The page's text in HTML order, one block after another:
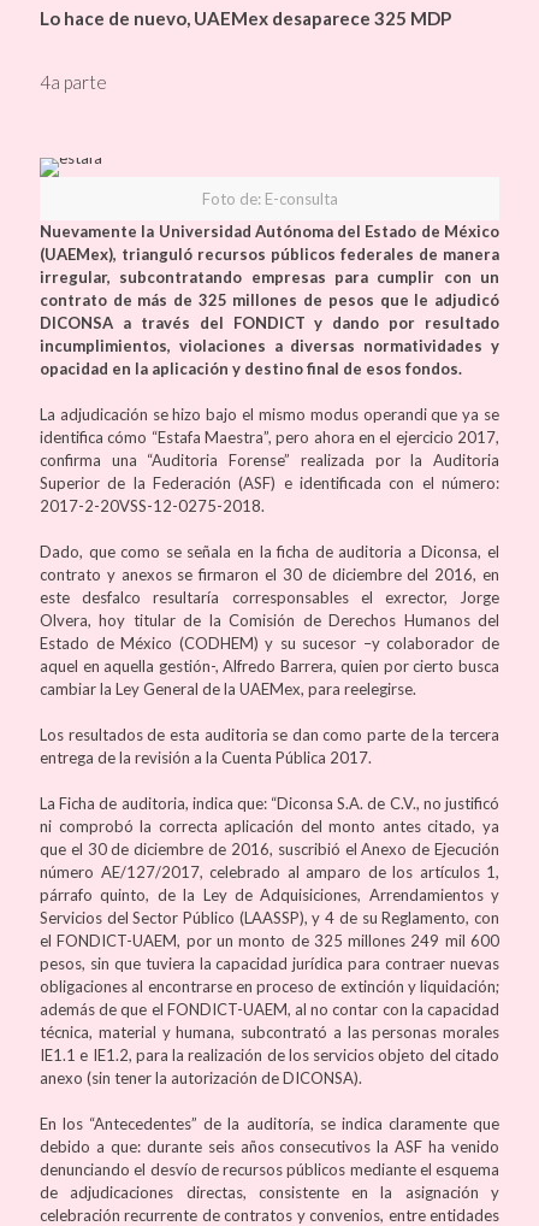
Lo hace de nuevo, UAEMex desaparece 325 MDP
4a parte
Foto de: E-consulta
Nuevamente la Universidad Autónoma del Estado de México
(UAEMex), trianguló recursos públicos federales de manera
irregular, subcontratando empresas para cumplir con un
contrato de más de 325 millones de pesos que le adjudicó
DICONSA a través del FONDICT y dando por resultado
incumplimientos, violaciones a diversas normatividades y
opacidad en la aplicación y destino final de esos fondos.
La adjudicación se hizo bajo el mismo modus operandi que ya se
identifica cómo “Estafa Maestra”, pero ahora en el ejercicio 2017,
confirma una “Auditoria Forense” realizada por la Auditoria
Superior de la Federación (ASF) e identificada con el número:
2017-2-20VSS-12-0275-2018.
Dado, que como se señala en la ficha de auditoria a Diconsa, el
contrato y anexos se firmaron el 30 de diciembre del 2016, en
este desfalco resultaría corresponsables el exrector, Jorge
Olvera, hoy titular de la Comisión de Derechos Humanos del
Estado de México (CODHEM) y su sucesor –y colaborador de
aquel en aquella gestión-, Alfredo Barrera, quien por cierto busca
cambiar la Ley General de la UAEMex, para reelegirse.
Los resultados de esta auditoria se dan como parte de la tercera
entrega de la revisión a la Cuenta Pública 2017.
La Ficha de auditoria, indica que: “Diconsa S.A. de C.V., no justificó
ni comprobó la correcta aplicación del monto antes citado, ya
que el 30 de diciembre de 2016, suscribió el Anexo de Ejecución
número AE/127/2017, celebrado al amparo de los artículos 1,
párrafo quinto, de la Ley de Adquisiciones, Arrendamientos y
Servicios del Sector Público (LAASSP), y 4 de su Reglamento, con
el FONDICT-UAEM, por un monto de 325 millones 249 mil 600
pesos, sin que tuviera la capacidad jurídica para contraer nuevas
obligaciones al encontrarse en proceso de extinción y liquidación;
además de que el FONDICT-UAEM, al no contar con la capacidad
técnica, material y humana, subcontrató a las personas morales
IE1.1 e IE1.2, para la realización de los servicios objeto del citado
anexo (sin tener la autorización de DICONSA).
En los “Antecedentes” de la auditoría, se indica claramente que
debido a que: durante seis años consecutivos la ASF ha venido
denunciando el desvío de recursos públicos mediante el esquema
de adjudicaciones directas, consistente en la asignación y
celebración recurrente de contratos y convenios, entre entidades